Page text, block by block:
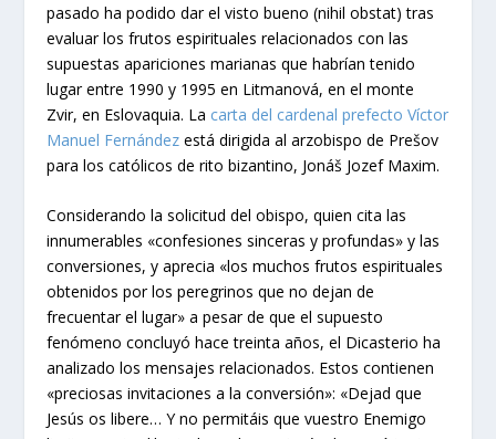
pasado ha podido dar el visto bueno (nihil obstat) tras
evaluar los frutos espirituales relacionados con las
supuestas apariciones marianas que habrían tenido
lugar entre 1990 y 1995 en Litmanová, en el monte
Zvir, en Eslovaquia. La carta del cardenal prefecto Víctor
Manuel Fernández está dirigida al arzobispo de Prešov
para los católicos de rito bizantino, Jonáš Jozef Maxim.
Considerando la solicitud del obispo, quien cita las
innumerables «confesiones sinceras y profundas» y las
conversiones, y aprecia «los muchos frutos espirituales
obtenidos por los peregrinos que no dejan de
frecuentar el lugar» a pesar de que el supuesto
fenómeno concluyó hace treinta años, el Dicasterio ha
analizado los mensajes relacionados. Estos contienen
«preciosas invitaciones a la conversión»: «Dejad que
Jesús os libere… Y no permitáis que vuestro Enemigo